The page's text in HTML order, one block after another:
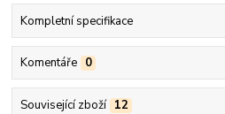
Kompletní specifikace
Komentáře 0
Související zboží 12